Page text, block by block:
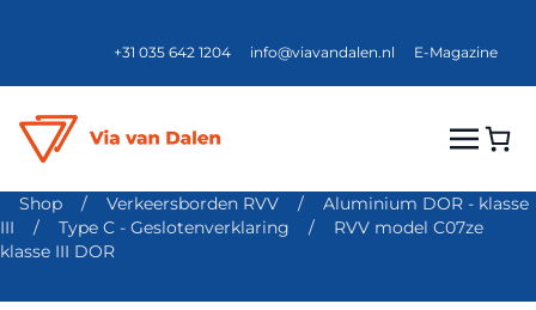
+31 035 642 1204 info@viavandalen.nl E-Magazine
Shop / Verkeersborden RVV /
Aluminium DOR - klasse
III
/ Type C - Geslotenverklaring /
RVV model C07ze
klasse III DOR